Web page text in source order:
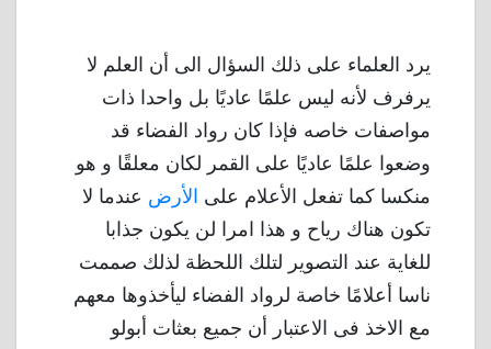
يرد العلماء على ذلك السؤال الى أن العلم لا
يرفرف لأنه ليس علمًا عاديًا بل واحدا ذات
مواصفات خاصه فإذا كان رواد الفضاء قد
وضعوا علمًا عاديًا على القمر لكان معلقًا و هو
منكسا كما تفعل الأعلام على الأرض عندما لا
تكون هناك رياح و هذا امرا لن يكون جذابا
للغاية عند التصوير لتلك اللحظة لذلك صممت
ناسا أعلامًا خاصة لرواد الفضاء ليأخذوها معهم
مع الاخذ فى الاعتبار أن جميع بعثات أبولو